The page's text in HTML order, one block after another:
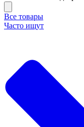
Все товары
Часто ищут